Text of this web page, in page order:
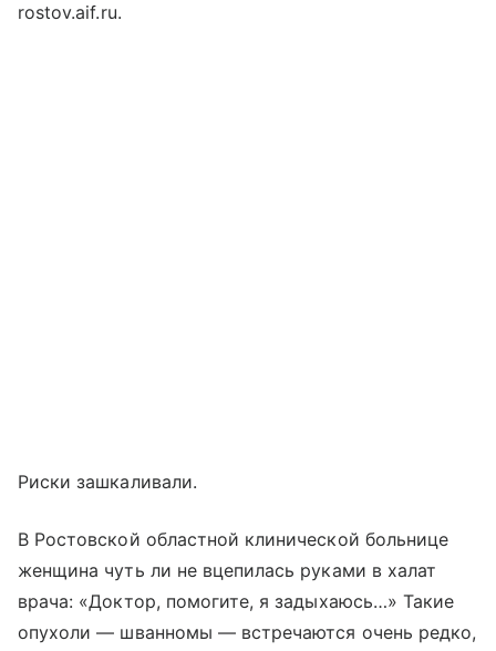
rostov.aif.ru.
Риски зашкаливали.
В Ростовской областной клинической больнице
женщина чуть ли не вцепилась руками в халат
врача: «Доктор, помогите, я задыхаюсь…» Такие
опухоли — шванномы — встречаются очень редко,